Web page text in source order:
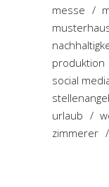
messe
produktion
social
urlaub
zimmerer